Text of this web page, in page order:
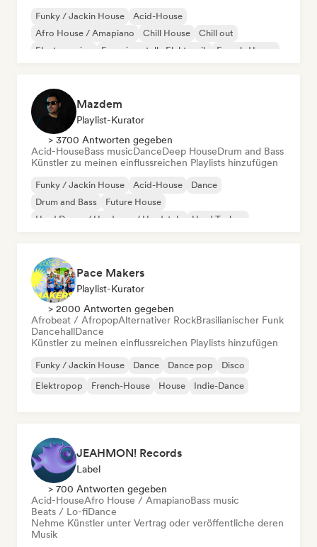
Funky / Jackin House
Acid-House
Afro House / Amapiano
Chill House
Chill out
Electro swing
Experimentelle Elektronik French-House
Mazdem
Playlist-Kurator
> 3700 Antworten gegeben
Acid-HouseBass musicDanceDeep HouseDrum and Bass
Künstler zu meinen einflussreichen Playlists hinzufügen
Funky / Jackin House Acid-House
Dance
Drum and Bass
Future House
Hard Dance / Hardcore / Hardstyle
Hard Techno
Pace Makers
Playlist-Kurator
> 2000 Antworten gegeben
Afrobeat / AfropopAlternativer RockBrasilianischer Funk
DancehallDance
Künstler zu meinen einflussreichen Playlists hinzufügen
Funky / Jackin House Dance Dance pop
Disco
Elektropop
French-House House Indie-Dance
JEAHMON! Records
Label
> 700 Antworten gegeben
Acid-HouseAfro House / AmapianoBass music
Beats / Lo-fiDance
Nehme Künstler unter Vertrag oder veröffentliche deren
Musik